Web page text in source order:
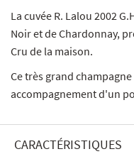
La cuvée R. Lalou 2002
Noir et de Chardonnay,
Cru de la maison.
Ce très grand
accompagnement d'un
CARACTÉRISTIQUES